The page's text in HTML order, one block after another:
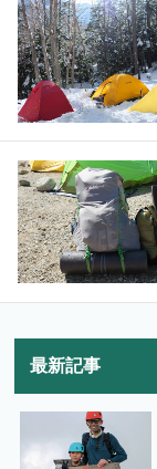
最新記事